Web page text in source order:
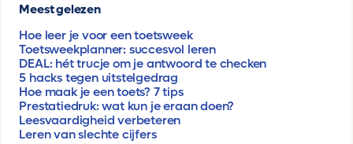
Meest gelezen
Hoe leer je voor een toetsweek
Toetsweekplanner: succesvol leren
DEAL: hét trucje om je antwoord te checken
5 hacks tegen uitstelgedrag
Hoe maak je een toets? 7 tips
Prestatiedruk: wat kun je eraan doen?
Leesvaardigheid verbeteren
Leren van slechte cijfers